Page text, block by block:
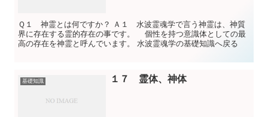
Ｑ１ 神霊とは何ですか？ Ａ１ 水波霊魂学で言う神霊は、神質
界に存在する霊的存在の事です。 個性を持つ意識体としての最
高の存在を神霊と呼んでいます。 水波霊魂学の基礎知識へ戻る
基礎知識 １７ 霊体、神体